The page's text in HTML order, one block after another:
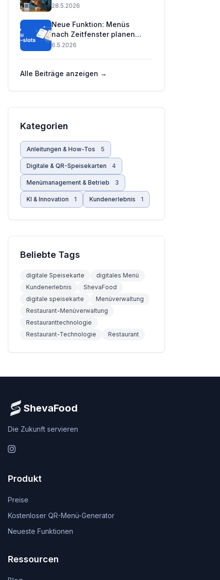
für Restaurants 2026
28.5.2026
Neue Funktion: Menüs
nach Zeitfenster planen
(Praktischer Leitfaden) 🕒
6.5.2026
Alle Beiträge anzeigen →
Kategorien
Anleitungen & How-Tos 5
Digitale & QR-Speisekarten 4
Menümanagement & Betrieb 3
KI & Innovation 1 Kundenerlebnis 1
Beliebte Tags
digitale Speisekarte
digitales Menü
Kundenerlebnis
ShevaFood
digitale speisekarte
Menüverwaltung
Restaurant-Menüverwaltung
Restauranttechnologie
Restaurant-Technologie
Restaurant
ShevaFood
Die Zukunft servieren
Instagram
Produkt
Preise
Kostenloser QR-Menü-Generator
Neueste Funktionen
Ressourcen